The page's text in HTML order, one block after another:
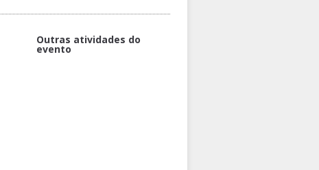
Outras atividades do
evento